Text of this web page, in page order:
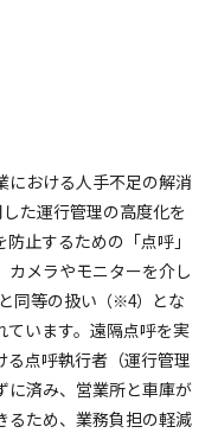
おける人手不足の解消
た運行管理の高度化を
止するための「点呼」
メラやモニターを介し
同等の扱い （※4） とな
ています。遠隔点呼を実
点呼執行者（運行管理
に済み、営業所と車庫が
るため、業務負担の軽減